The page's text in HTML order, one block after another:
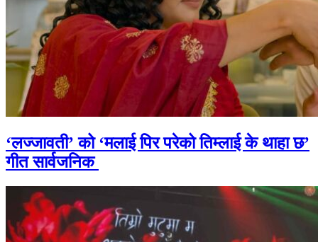
‘लज्जावती’ को ‘मलाई पिर परेको तिम्लाई के थाहा छ’
गीत सार्वजनिक